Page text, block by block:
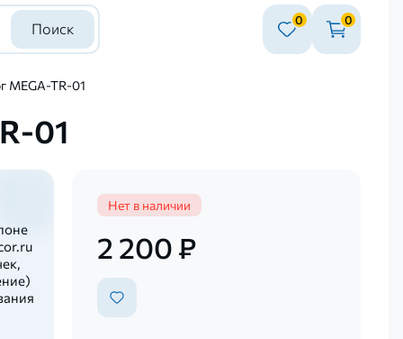
Поиск
0 0
MEGA-TR-01
01
Нет в наличии
2 200 ₽